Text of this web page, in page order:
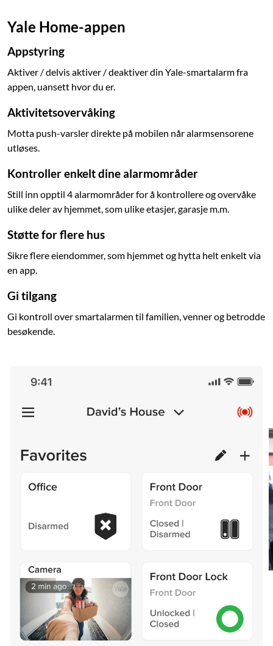
Yale Home-appen
Appstyring
Aktiver / delvis aktiver / deaktiver din Yale-smartalarm fra
appen, uansett hvor du er.
Aktivitetsovervåking
Motta push-varsler direkte på mobilen når alarmsensorene
utløses.
Kontroller enkelt dine alarmområder
Still inn opptil 4 alarmområder for å kontrollere og overvåke
ulike deler av hjemmet, som ulike etasjer, garasje m.m.
Støtte for flere hus
Sikre flere eiendommer, som hjemmet og hytta helt enkelt via
en app.
Gi tilgang
Gi kontroll over smartalarmen til familien, venner og betrodde
besøkende.